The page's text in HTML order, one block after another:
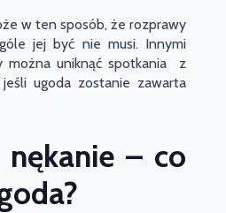
w ten sposób, że rozprawy
jej być nie musi. Innymi
można uniknąć spotkania z
ugoda zostanie zawarta
– co